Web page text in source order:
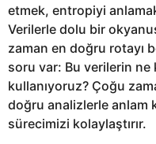
etmek, entropiyi
Verilerle dolu bir
zaman en doğru rotayı
soru var: Bu verilerin ne
kullanıyoruz? Çoğu
doğru analizlerle anlam
sürecimizi kolaylaştırır.